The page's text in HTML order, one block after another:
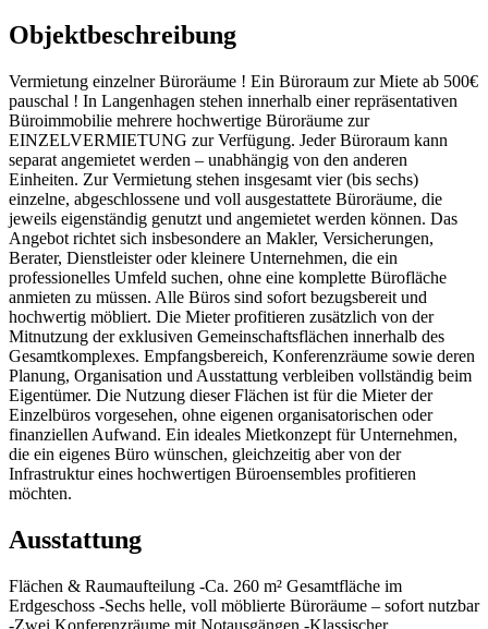
Objektbeschreibung
Vermietung einzelner Büroräume ! Ein Büroraum zur Miete ab 500€
pauschal ! In Langenhagen stehen innerhalb einer repräsentativen
Büroimmobilie mehrere hochwertige Büroräume zur
EINZELVERMIETUNG zur Verfügung. Jeder Büroraum kann
separat angemietet werden – unabhängig von den anderen
Einheiten. Zur Vermietung stehen insgesamt vier (bis sechs)
einzelne, abgeschlossene und voll ausgestattete Büroräume, die
jeweils eigenständig genutzt und angemietet werden können. Das
Angebot richtet sich insbesondere an Makler, Versicherungen,
Berater, Dienstleister oder kleinere Unternehmen, die ein
professionelles Umfeld suchen, ohne eine komplette Bürofläche
anmieten zu müssen. Alle Büros sind sofort bezugsbereit und
hochwertig möbliert. Die Mieter profitieren zusätzlich von der
Mitnutzung der exklusiven Gemeinschaftsflächen innerhalb des
Gesamtkomplexes. Empfangsbereich, Konferenzräume sowie deren
Planung, Organisation und Ausstattung verbleiben vollständig beim
Eigentümer. Die Nutzung dieser Flächen ist für die Mieter der
Einzelbüros vorgesehen, ohne eigenen organisatorischen oder
finanziellen Aufwand. Ein ideales Mietkonzept für Unternehmen,
die ein eigenes Büro wünschen, gleichzeitig aber von der
Infrastruktur eines hochwertigen Büroensembles profitieren
möchten.
Ausstattung
Flächen & Raumaufteilung -Ca. 260 m² Gesamtfläche im
Erdgeschoss -Sechs helle, voll möblierte Büroräume – sofort nutzbar
-Zwei Konferenzräume mit Notausgängen -Klassischer